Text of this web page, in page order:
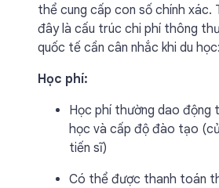
thể cung cấp con số chính xác.
đây là cấu trúc chi phí thông
quốc tế cần cân nhắc khi du học:
Học phí:
Học phí thường dao động
học và cấp độ đào tạo
tiến sĩ)
Có thể được thanh toán